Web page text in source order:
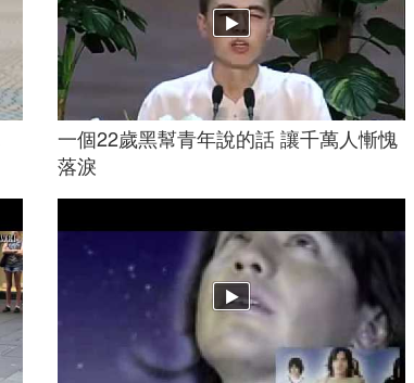
一個22歲黑幫青年說的話 讓千萬人慚愧
落淚